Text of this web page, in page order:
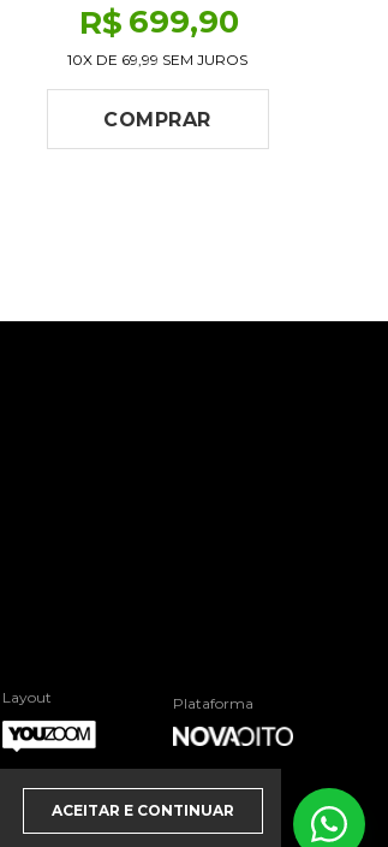
R$ 699,90
10X DE 69,99 SEM JUROS
COMPRAR
Layout
Plataforma
ACEITAR E CONTINUAR